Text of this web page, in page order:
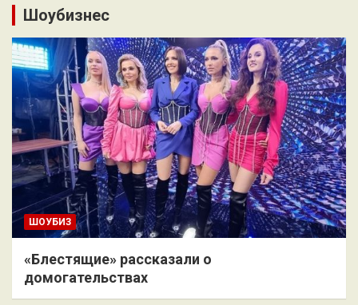
Шоубизнес
ШОУБИЗ
«Блестящие» рассказали о
домогательствах